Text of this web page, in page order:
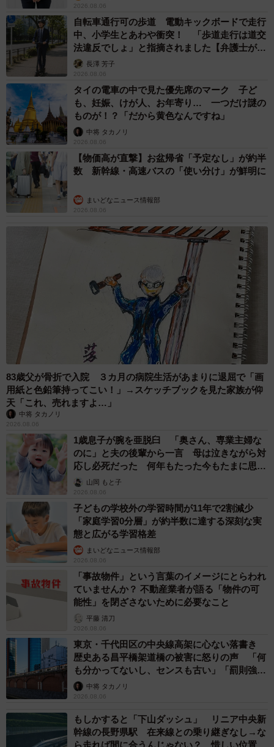
2026.08.06
自転車通行可の歩道 電動キックボードで走行
中、小学生とあわや衝突！ 「歩道走行は道交
法違反でしょ」と指摘されました【弁護士が解
説】長澤 芳子
2026.08.06
タイの電車の中で見た優先席のマーク 子ど
も、妊娠、けが人、お年寄り… 一つだけ謎の
ものが！？「だから黄色なんですね」
中将 タカノリ
2026.08.06
【物価高が直撃】お盆帰省「予定なし」が約半
数 新幹線・高速バスの「使い分け」が鮮明に
まいどなニュース情報部
2026.08.06
83歳父が骨折で入院 ３カ月の病院生活があまりに退屈で「画
用紙と色鉛筆持ってこい！」→スケッチブックを見た家族が仰
天「これ、売れますよ…」
中将 タカノリ
2026.08.06
1歳息子が腕を亜脱臼 「奥さん、専業主婦な
のに」と夫の後輩から一言 母は泣きながら対
応し必死だった 何年もたった今もたまに思い
出し…山岡 もと子
2026.08.06
子どもの学校外の学習時間が11年で2割減少
「家庭学習0分層」が約半数に達する深刻な実
態と広がる学習格差
まいどなニュース情報部
2026.08.06
「事故物件」という言葉のイメージにとらわれ
ていませんか？ 不動産業者が語る「物件の可
能性」を閉ざさないために必要なこと
平藤 清刀
2026.08.06
東京・千代田区の中央線高架に心ない落書き
歴史ある昌平橋架道橋の被害に怒りの声 「何
も分かってないし、センスも古い」「罰則強化
して」中将 タカノリ
2026.08.06
もしかすると「下山ダッシュ」 リニア中央新
幹線の長野県駅 在来線との乗り継ぎなし→な